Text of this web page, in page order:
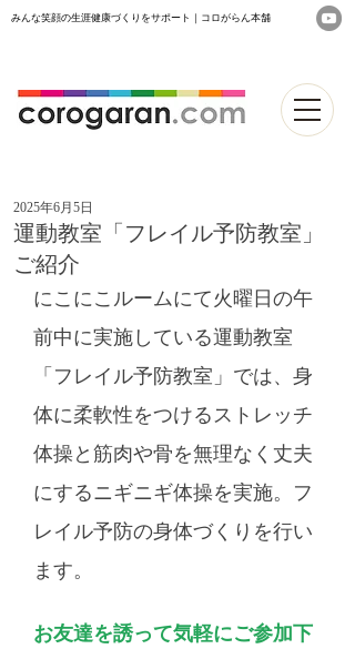
みんな笑顔の生涯健康づくりをサポート｜コロがらん本舗
運動教室「フレイル予防教室」
ご紹介
2025年6月5日
にこにこルームにて火曜日の午
前中に実施している運動教室
「フレイル予防教室」では、身
体に柔軟性をつけるストレッチ
体操と筋肉や骨を無理なく丈夫
にするニギニギ体操を実施。フ
レイル予防の身体づくりを行い
ます。
お友達を誘って気軽にご参加下